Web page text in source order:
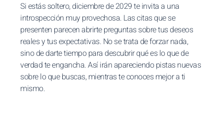
Si estás soltero, diciembre de 2029 te invita a una
introspección muy provechosa. Las citas que se
presenten parecen abrirte preguntas sobre tus deseos
reales y tus expectativas. No se trata de forzar nada,
sino de darte tiempo para descubrir qué es lo que de
verdad te engancha. Así irán apareciendo pistas nuevas
sobre lo que buscas, mientras te conoces mejor a ti
mismo.